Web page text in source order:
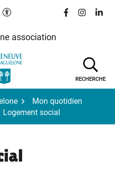
Paramètres d'accessibilité
Lien vers le
Lien vers
Lien
association
RECHERCHE
Mon quotidien
Logement social